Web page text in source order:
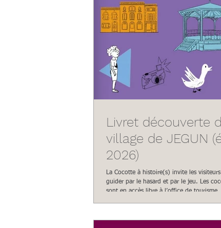
Livret découverte
village de JEGUN
2026)
La Cocotte à histoire(s) invite les visiteurs
guider par le hasard et par le jeu. Les
sont en accès libre à l’office de tourisme..